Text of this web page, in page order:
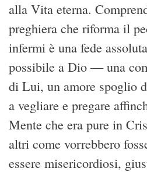
alla Vita eterna.
preghiera che riforma il
infermi è una fede
possibile a Dio — una
di Lui, un amore spoglio
a vegliare e pregare
Mente che era pure in
altri come vorrebbero
essere misericordiosi,